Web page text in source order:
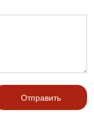
Отправить